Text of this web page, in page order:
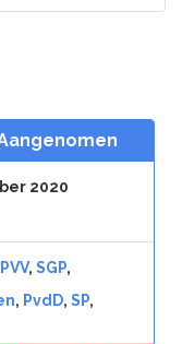
2020
PVV,SGP,
, PvdD,SP,